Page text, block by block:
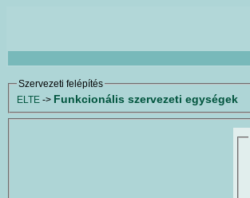
Szervezeti felépítés
ELTE -> Funkcionális szervezeti egységek